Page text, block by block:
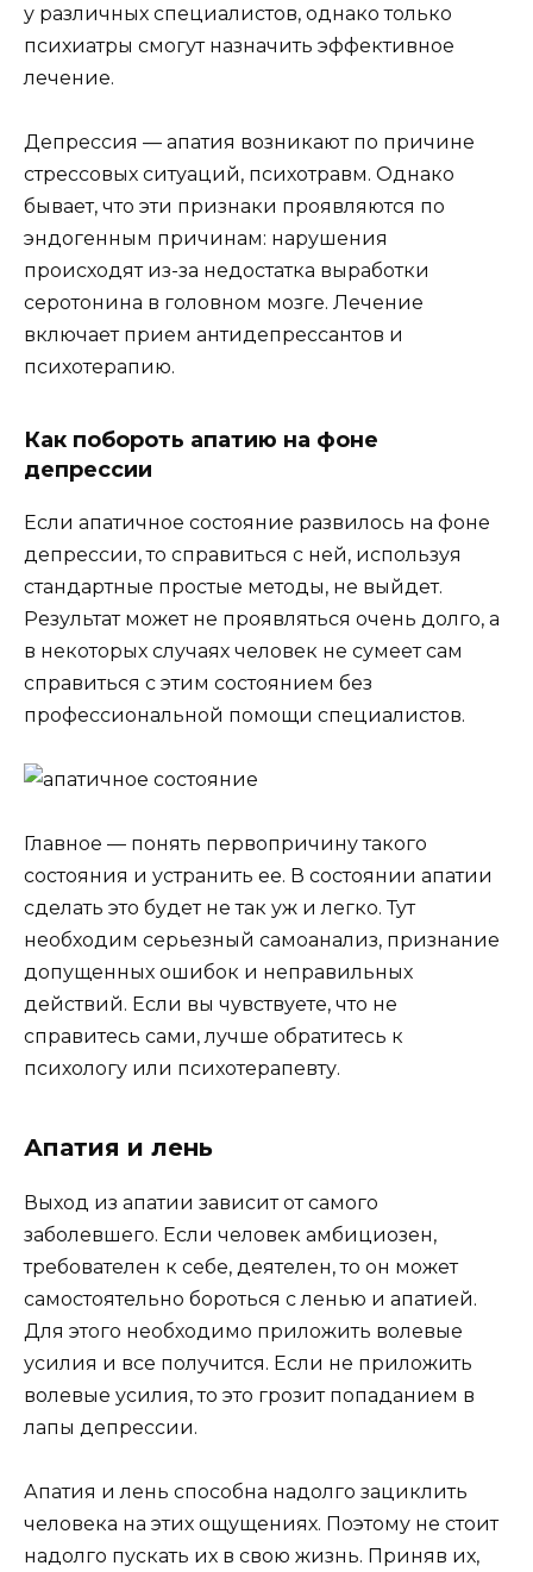
у различных специалистов, однако только
психиатры смогут назначить эффективное
лечение.
Депрессия — апатия возникают по причине
стрессовых ситуаций, психотравм. Однако
бывает, что эти признаки проявляются по
эндогенным причинам: нарушения
происходят из-за недостатка выработки
серотонина в головном мозге. Лечение
включает прием антидепрессантов и
психотерапию.
Как побороть апатию на фоне
депрессии
Если апатичное состояние развилось на фоне
депрессии, то справиться с ней, используя
стандартные простые методы, не выйдет.
Результат может не проявляться очень долго, а
в некоторых случаях человек не сумеет сам
справиться с этим состоянием без
профессиональной помощи специалистов.
Главное — понять первопричину такого
состояния и устранить ее. В состоянии апатии
сделать это будет не так уж и легко. Тут
необходим серьезный самоанализ, признание
допущенных ошибок и неправильных
действий. Если вы чувствуете, что не
справитесь сами, лучше обратитесь к
психологу или психотерапевту.
Апатия и лень
Выход из апатии зависит от самого
заболевшего. Если человек амбициозен,
требователен к себе, деятелен, то он может
самостоятельно бороться с ленью и апатией.
Для этого необходимо приложить волевые
усилия и все получится. Если не приложить
волевые усилия, то это грозит попаданием в
лапы депрессии.
Апатия и лень способна надолго зациклить
человека на этих ощущениях. Поэтому не стоит
надолго пускать их в свою жизнь. Приняв их,